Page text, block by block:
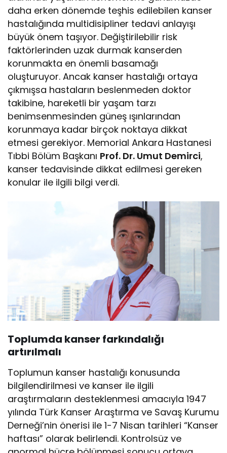
daha erken dönemde teşhis edilebilen kanser
hastalığında multidisipliner tedavi anlayışı
büyük önem taşıyor. Değiştirilebilir risk
faktörlerinden uzak durmak kanserden
korunmakta en önemli basamağı
oluşturuyor. Ancak kanser hastalığı ortaya
çıkmışsa hastaların beslenmeden doktor
takibine, hareketli bir yaşam tarzı
benimsenmesinden güneş ışınlarından
korunmaya kadar birçok noktaya dikkat
etmesi gerekiyor. Memorial Ankara Hastanesi
Tıbbi Bölüm Başkanı Prof. Dr. Umut Demirci,
kanser tedavisinde dikkat edilmesi gereken
konular ile ilgili bilgi verdi.
Toplumda kanser farkındalığı
artırılmalı
Toplumun kanser hastalığı konusunda
bilgilendirilmesi ve kanser ile ilgili
araştırmaların desteklenmesi amacıyla 1947
yılında Türk Kanser Araştırma ve Savaş Kurumu
Derneği’nin önerisi ile 1-7 Nisan tarihleri “Kanser
haftası” olarak belirlendi. Kontrolsüz ve